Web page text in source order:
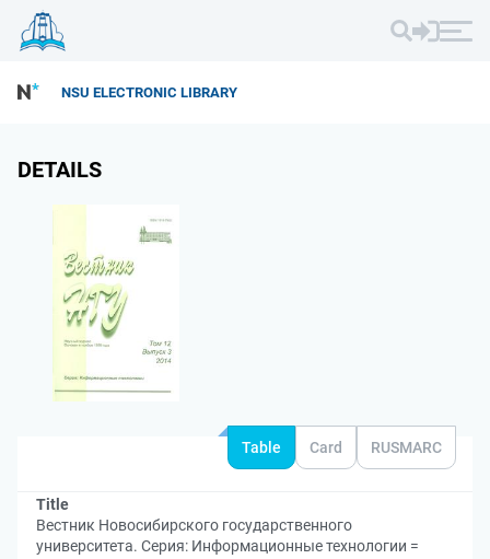
NSU ELECTRONIC LIBRARY
DETAILS
Table Card RUSMARC
Title
Вестник Новосибирского государственного
университета. Серия: Информационные технологии =